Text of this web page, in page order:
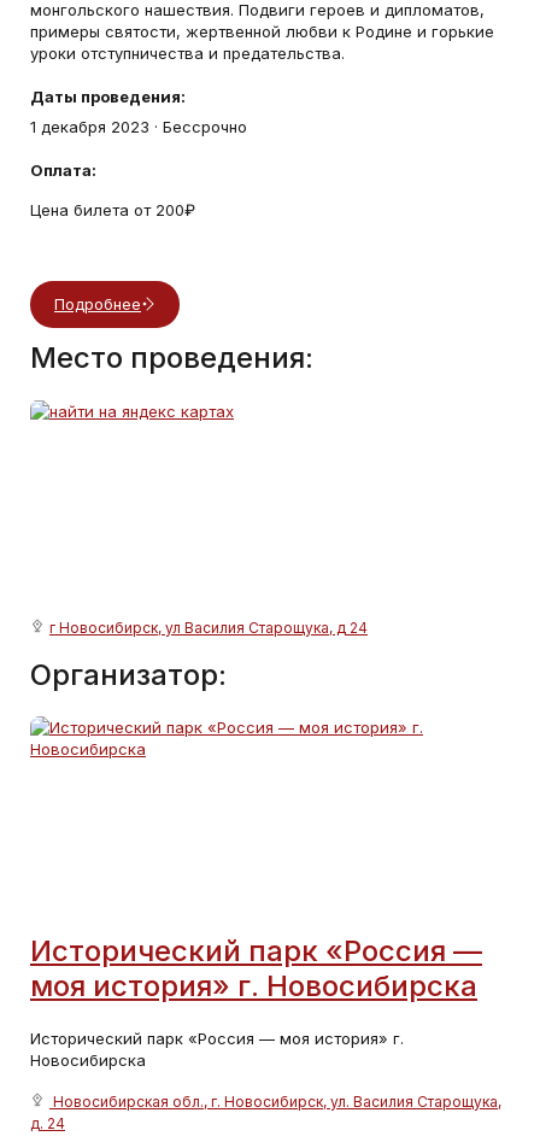
монгольского нашествия. Подвиги героев и дипломатов,
примеры святости, жертвенной любви к Родине и горькие
уроки отступничества и предательства.
Даты проведения:
1 декабря 2023 · Бессрочно
Оплата:
Цена билета от 200₽
Подробнее
Место проведения:
г Новосибирск, ул Василия Старощука, д 24
Организатор:
Исторический парк «Россия —
моя история» г. Новосибирска
Исторический парк «Россия — моя история» г.
Новосибирска
Новосибирская обл., г. Новосибирск, ул. Василия Старощука,
д. 24